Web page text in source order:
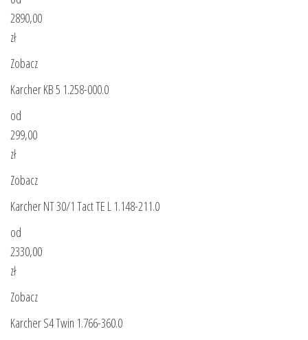
2890,00
zł
Zobacz
Karcher KB 5 1.258-000.0
od
299,00
zł
Zobacz
Karcher NT 30/1 Tact TE L 1.148-211.0
od
2330,00
zł
Zobacz
Karcher S4 Twin 1.766-360.0